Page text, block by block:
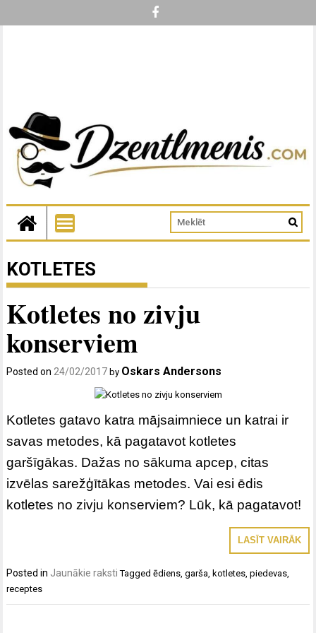
KOTLETES
Kotletes no zivju
konserviem
Posted on24/02/2017 by Oskars Andersons
Kotletes gatavo katra mājsaimniece un katrai ir
savas metodes, kā pagatavot kotletes
garšīgākas. Dažas no sākuma apcep, citas
izvēlas sarežģītākas metodes. Vai esi ēdis
kotletes no zivju konserviem? Lūk, kā pagatavot!
LASĪT VAIRĀK
Posted in Jaunākie raksti Taggedēdiens,garša, kotletes,piedevas,
receptes